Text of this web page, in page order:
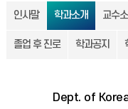
인사말 학과소개 교수
졸업 후 진로 학과공지
Dept. of